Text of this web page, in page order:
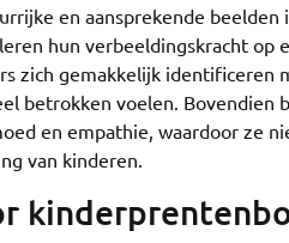
en aansprekende beelden
hun verbeeldingskracht op
zich gemakkelijk identificeren
betrokken voelen. Bovendien
en empathie, waardoor ze
van kinderen.